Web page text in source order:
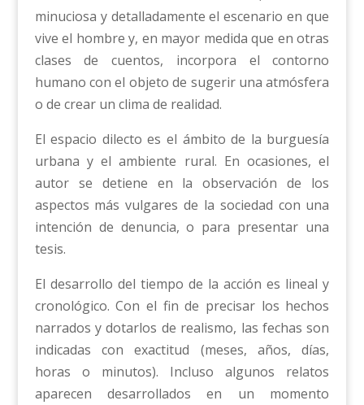
minuciosa y detalladamente el escenario en que
vive el hombre y, en mayor medida que en otras
clases de cuentos, incorpora el contorno
humano con el objeto de sugerir una atmósfera
o de crear un clima de realidad.
El espacio dilecto es el ámbito de la burguesía
urbana y el ambiente rural. En ocasiones, el
autor se detiene en la observación de los
aspectos más vulgares de la sociedad con una
intención de denuncia, o para presentar una
tesis.
El desarrollo del tiempo de la acción es lineal y
cronológico. Con el fin de precisar los hechos
narrados y dotarlos de realismo, las fechas son
indicadas con exactitud (meses, años, días,
horas o minutos). Incluso algunos relatos
aparecen desarrollados en un momento